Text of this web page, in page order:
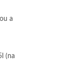
a
(na